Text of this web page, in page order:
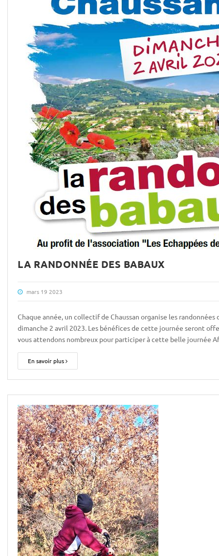
LA RANDONNÉE DES BABAUX
mars 19 2023
Chaque année, un collectif de Chaussan organise les
dimanche 2 avril 2023. Les bénéfices de cette journée seront
vous attendons nombreux pour participer à cette belle journée
En savoir plus